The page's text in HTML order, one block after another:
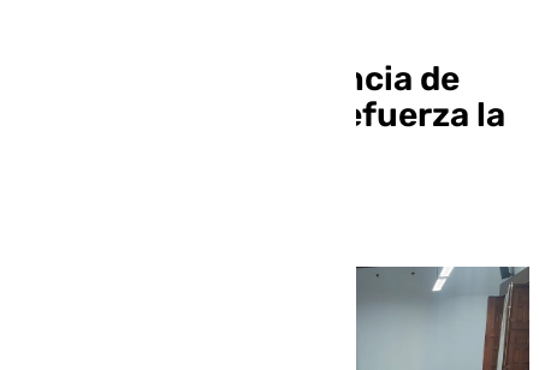
La Comisión de Violencia de
Género de Granada refuerza la